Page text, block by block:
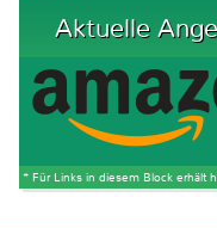
Aktuelle
* Für Links in diesem Block erhält